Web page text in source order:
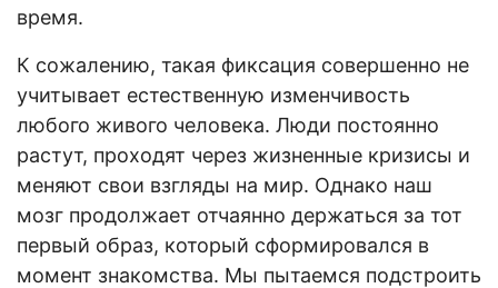
время.
К сожалению, такая фиксация совершенно не
учитывает естественную изменчивость
любого живого человека. Люди постоянно
растут, проходят через жизненные кризисы и
меняют свои взгляды на мир. Однако наш
мозг продолжает отчаянно держаться за тот
первый образ, который сформировался в
момент знакомства. Мы пытаемся подстроить